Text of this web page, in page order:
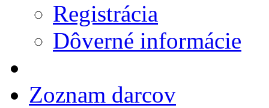
Registrácia
Dôverné informácie
Zoznam darcov